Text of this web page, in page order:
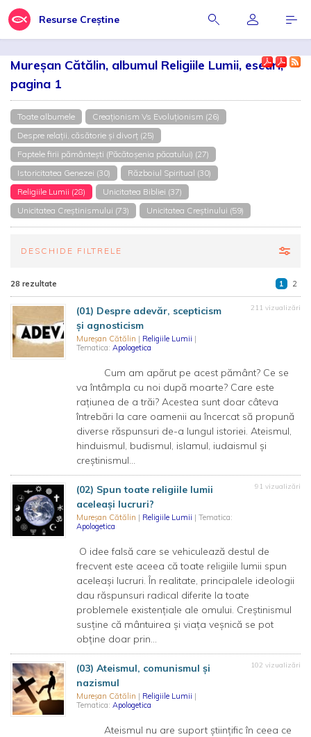
Resurse Creștine
Mureșan Cătălin, albumul Religiile Lumii, eseuri,
pagina 1
Toate albumele
Creaționism Vs Evoluționism (26)
Despre relații, căsătorie și divorț (25)
Faptele firii pământești (Păcătoșenia păcatului) (27)
Istoricitatea Genezei (30)
Războiul Spiritual (30)
Religiile Lumii (28)
Unicitatea Bibliei (37)
Unicitatea Creștinismului (73)
Unicitatea Creștinului (59)
DESCHIDE FILTRELE
28 rezultate 1 2
(01) Despre adevăr, scepticism
și agnosticism
Mureșan Cătălin | Religiile Lumii |
Tematica: Apologetica
211 vizualizări
Cum am apărut pe acest pământ? Ce se
va întâmpla cu noi după moarte? Care este
rațiunea de a trăi? Acestea sunt doar câteva
întrebări la care oamenii au încercat să propună
diverse răspunsuri de-a lungul istoriei. Ateismul,
hinduismul, budismul, islamul, iudaismul și
creștinismul...
(02) Spun toate religiile lumii
aceleași lucruri?
Mureșan Cătălin | Religiile Lumii | Tematica:
Apologetica
91 vizualizări
O idee falsă care se vehiculează destul de
frecvent este aceea că toate religiile lumii spun
aceleași lucruri. În realitate, principalele ideologii
dau răspunsuri radical diferite la toate
problemele existențiale ale omului. Creștinismul
susține că mântuirea și viața veșnică se pot
obține doar prin...
(03) Ateismul, comunismul și
nazismul
Mureșan Cătălin | Religiile Lumii |
Tematica: Apologetica
102 vizualizări
Ateismul nu are suport științific în ceea ce